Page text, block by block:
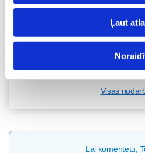
Ļaut
11.08 12:30-14:30
Visas
Lai komentētu,